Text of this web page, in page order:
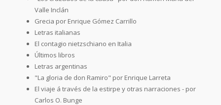
Valle Inclán
Grecia por Enrique Gómez Carrillo
Letras italianas
El contagio nietzschiano en Italia
Últimos libros
Letras argentinas
"La gloria de don Ramiro" por Enrique Larreta
El viaje á través de la estirpe y otras narraciones - por
Carlos O. Bunge